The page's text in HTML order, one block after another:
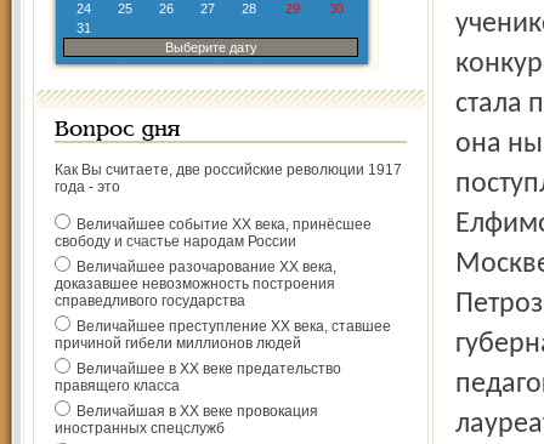
24
25 26 27 28 29
30
31
Выберите дату
Вопрос дня
Как Вы считаете, две российские революции 1917
года - это
Величайшее событие ХХ века, принёсшее
свободу и счастье народам России
Величайшее разочарование ХХ века,
доказавшее невозможность построения
справедливого государства
Величайшее преступление ХХ века, ставшее
причиной гибели миллионов людей
Величайшее в ХХ веке предательство
правящего класса
Величайшая в ХХ веке провокация
иностранных спецслужб
стала
она